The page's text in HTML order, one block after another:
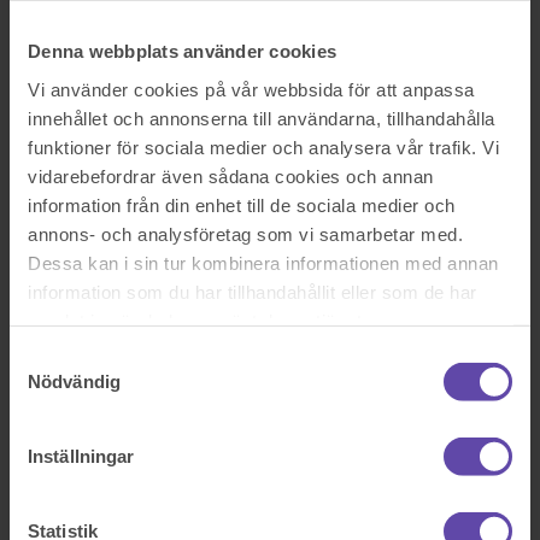
Denna webbplats använder cookies
Vi använder cookies på vår webbsida för att anpassa
innehållet och annonserna till användarna, tillhandahålla
funktioner för sociala medier och analysera vår trafik. Vi
vidarebefordrar även sådana cookies och annan
information från din enhet till de sociala medier och
annons- och analysföretag som vi samarbetar med.
Dessa kan i sin tur kombinera informationen med annan
information som du har tillhandahållit eller som de har
Nödvändig
Inställningar
Statistik
Kan jag ändra eller häva ett servitut?
Sök efter en fråga
Se alla frågor
Se alla frågor
Bostad & Fastighet
Kan jag ändra eller häva ett
servitut?
Hej
elkostnaden. Grannen har nu flyttat ut permanent till sitt fritidshus
Kan jag häva servitutet?
Sök efter en fråga